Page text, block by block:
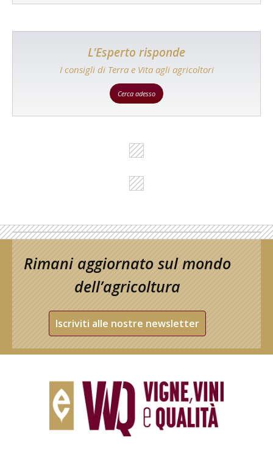
L'Esperto risponde
I consigli di Terra e Vita agli agricoltori
Cerca adesso
Rimani aggiornato sul mondo
dell’agricoltura
Iscriviti alle nostre newsletter